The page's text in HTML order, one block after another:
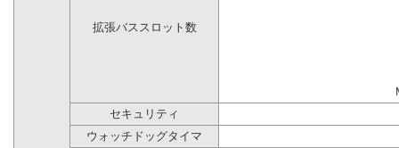
拡張バススロット数
セキュリティ
ウォッチドッグタイマ